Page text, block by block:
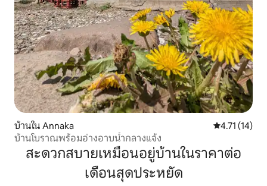
บ้านใน Annaka คะแนนเฉลี่ย
4.71 (14)
บ้านโบราณพร้อมอ่างอาบน้ำกลางแจ้ง
สะดวกสบายเหมือนอยู่บ้านในราคาต่อ
เดือนสุดประหยัด